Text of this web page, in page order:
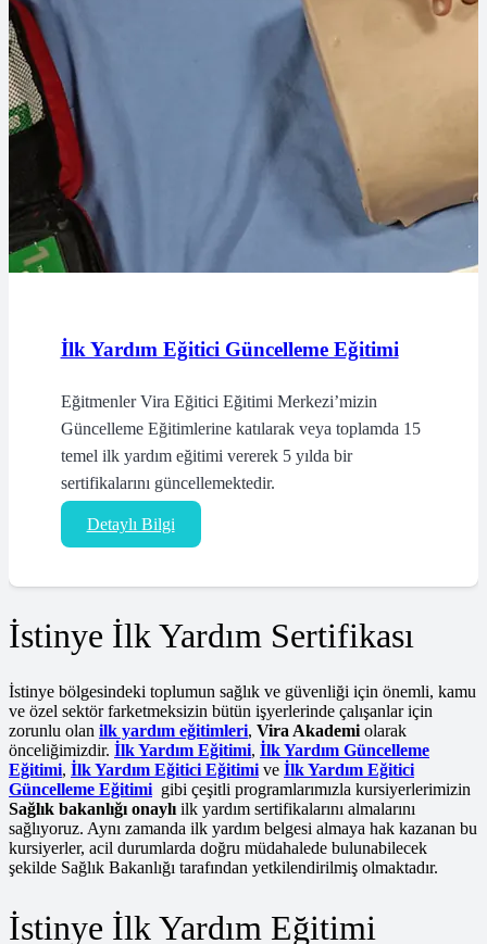
İlk Yardım Eğitici Güncelleme Eğitimi
Eğitmenler Vira Eğitici Eğitimi Merkezi’mizin
Güncelleme Eğitimlerine katılarak veya toplamda 15
temel ilk yardım eğitimi vererek 5 yılda bir
sertifikalarını güncellemektedir.
Detaylı Bilgi
İstinye İlk Yardım Sertifikası
İstinye bölgesindeki toplumun sağlık ve güvenliği için önemli, kamu
ve özel sektör farketmeksizin bütün işyerlerinde çalışanlar için
zorunlu olan ilk yardım eğitimleri, Vira Akademi olarak
önceliğimizdir. İlk Yardım Eğitimi, İlk Yardım Güncelleme
Eğitimi, İlk Yardım Eğitici Eğitimi ve İlk Yardım Eğitici
Güncelleme Eğitimi gibi çeşitli programlarımızla kursiyerlerimizin
Sağlık bakanlığı onaylı ilk yardım sertifikalarını almalarını
sağlıyoruz. Aynı zamanda ilk yardım belgesi almaya hak kazanan bu
kursiyerler, acil durumlarda doğru müdahalede bulunabilecek
şekilde Sağlık Bakanlığı tarafından yetkilendirilmiş olmaktadır.
İstinye İlk Yardım Eğitimi